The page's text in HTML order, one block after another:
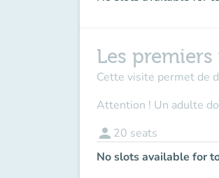
Les
Cette visite permet de
Attention ! Un adulte
person 20 seats
No slots available for